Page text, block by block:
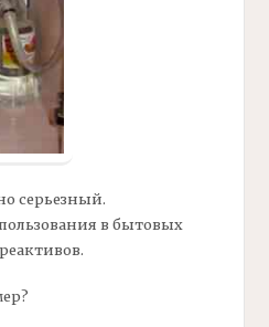
серьезный.
в бытовых